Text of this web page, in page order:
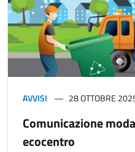
AVVISI 28 OTTOBRE
Comunicazione
ecocentro